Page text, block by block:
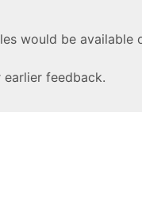
would be
feedback.